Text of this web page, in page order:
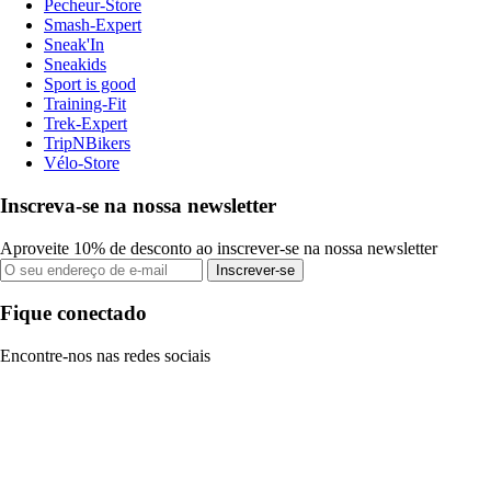
Pecheur-Store
Smash-Expert
Sneak'In
Sneakids
Sport is good
Training-Fit
Trek-Expert
TripNBikers
Vélo-Store
Inscreva-se na nossa newsletter
Aproveite 10% de desconto ao inscrever-se na nossa newsletter
Inscrever-se
Fique conectado
Encontre-nos nas redes sociais